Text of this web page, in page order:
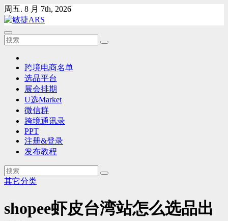
Skip
to
content
周五. 8 月 7th, 2026
跨境电商名单
选品平台
展会排期
U选Market
微信群
跨境通讯录
PPT
注册&登录
发布教程
其它分类
shopee虾皮台湾站怎么选品出